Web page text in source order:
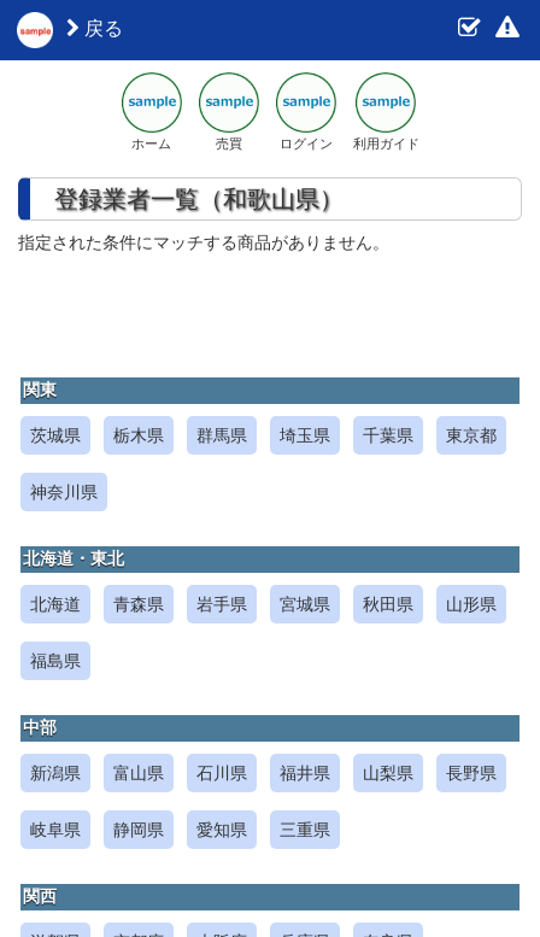
戻る
ホーム 売買 ログイン 利用ガイド
登録業者一覧（和歌山県）
指定された条件にマッチする商品がありません。
関東
茨城県 栃木県 群馬県 埼玉県 千葉県 東京都
神奈川県
北海道・東北
北海道 青森県 岩手県 宮城県 秋田県 山形県
福島県
中部
新潟県 富山県 石川県 福井県 山梨県 長野県
岐阜県 静岡県 愛知県 三重県
関西